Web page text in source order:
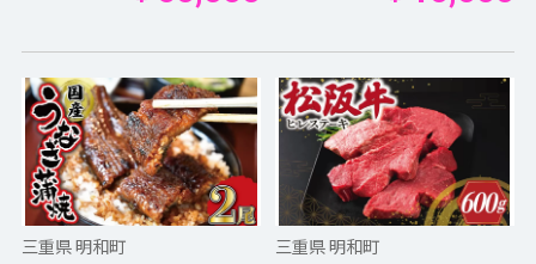
三重県 明和町 三重県 明和町